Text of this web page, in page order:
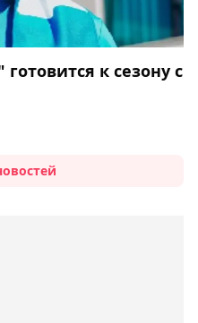
к сезону с